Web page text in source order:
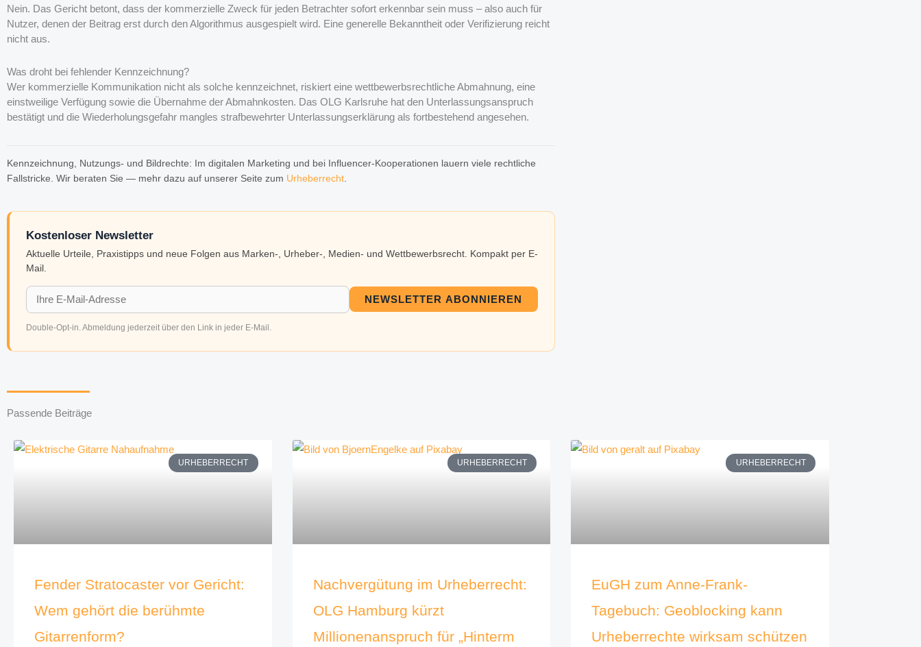
Nein. Das Gericht betont, dass der kommerzielle Zweck für jeden Betrachter sofort erkennbar sein muss – also auch für
Nutzer, denen der Beitrag erst durch den Algorithmus ausgespielt wird. Eine generelle Bekanntheit oder Verifizierung reicht
nicht aus.
Was droht bei fehlender Kennzeichnung?
Wer kommerzielle Kommunikation nicht als solche kennzeichnet, riskiert eine wettbewerbsrechtliche Abmahnung, eine
einstweilige Verfügung sowie die Übernahme der Abmahnkosten. Das OLG Karlsruhe hat den Unterlassungsanspruch
bestätigt und die Wiederholungsgefahr mangles strafbewehrter Unterlassungserklärung als fortbestehend angesehen.
Kennzeichnung, Nutzungs- und Bildrechte: Im digitalen Marketing und bei Influencer-Kooperationen lauern viele rechtliche
Fallstricke. Wir beraten Sie — mehr dazu auf unserer Seite zum Urheberrecht
Kostenloser Newsletter
Aktuelle Urteile, Praxistipps und neue Folgen aus Marken-, Urheber-, Medien- und Wettbewerbsrecht. Kompakt per E-
Mail.
NEWSLETTER ABONNIEREN
Double-Opt-in. Abmeldung jederzeit über den Link in jeder E-Mail.
Passende Beiträge
URHEBERRECHT
Fender Stratocaster vor Gericht:
Wem gehört die berühmte
Gitarrenform?
URHEBERRECHT
Nachvergütung im Urheberrecht:
OLG Hamburg kürzt
Millionenanspruch für „Hinterm
URHEBERRECHT
EuGH zum Anne-Frank-
Tagebuch: Geoblocking kann
Urheberrechte wirksam schützen